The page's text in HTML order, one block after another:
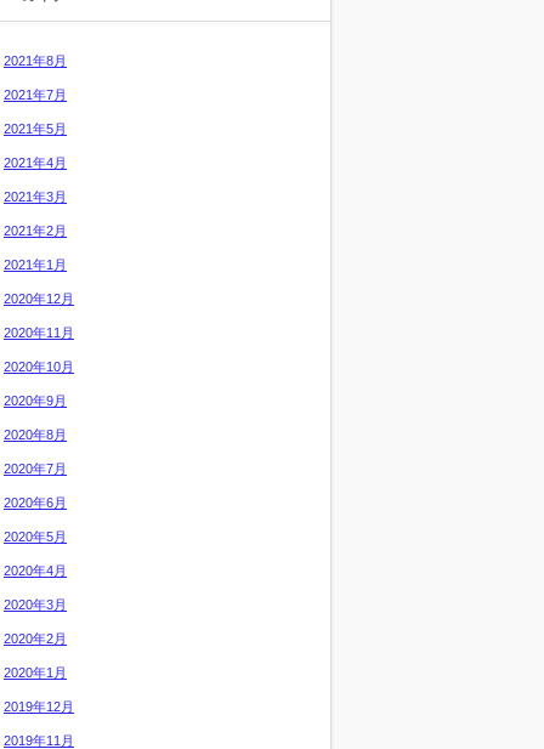
2021年8月
2021年7月
2021年5月
2021年4月
2021年3月
2021年2月
2021年1月
2020年12月
2020年11月
2020年10月
2020年9月
2020年8月
2020年7月
2020年6月
2020年5月
2020年4月
2020年3月
2020年2月
2020年1月
2019年12月
2019年11月